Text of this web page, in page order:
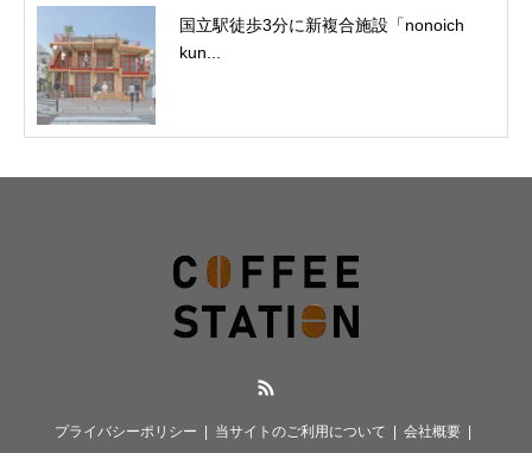
国立駅徒歩3分に新複合施設「nonoich
kun...
プライバシーポリシー 当サイトのご利用について
会社概要